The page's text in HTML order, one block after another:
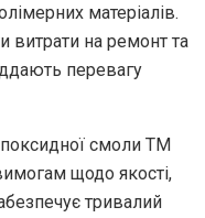
матеріалів.
витрати на ремонт та
перевагу
смоли ТМ
щодо якості,
тривалий